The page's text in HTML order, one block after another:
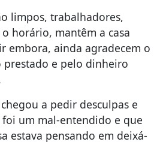
limpos, trabalhadores,
horário, mantêm a casa
embora, ainda agradecem o
prestado e pelo dinheiro
a pedir desculpas e
um mal-entendido e que
estava pensando em deixá-